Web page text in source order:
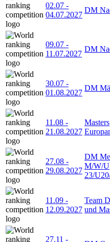
02.07 -
04.07.2027
DM
09.07 -
11.07.2027
DM
30.07 -
01.08.2027
DM
11.08 -
21.08.2027
Masters
27.08 -
29.08.2027
DM
M/W/U
23/
11.09 -
12.09.2027
Team
und
27.11 -